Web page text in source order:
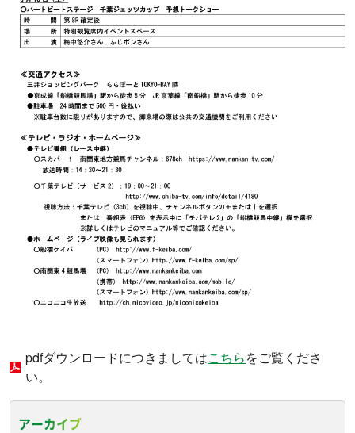
pdfダウンロードにつきましてはこちらをご覧くださ
い。
アーカイブ